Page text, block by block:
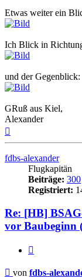
Etwas weiter ein
Ich Blick in
und der Gegenblick:
GRuß aus Kiel,
Alexander
fdbs-alexander
Flugkapitän
Beiträge: 300
Registriert:
Re: [HB]
vor Baubeginn
Ungelesener
von fdbs-